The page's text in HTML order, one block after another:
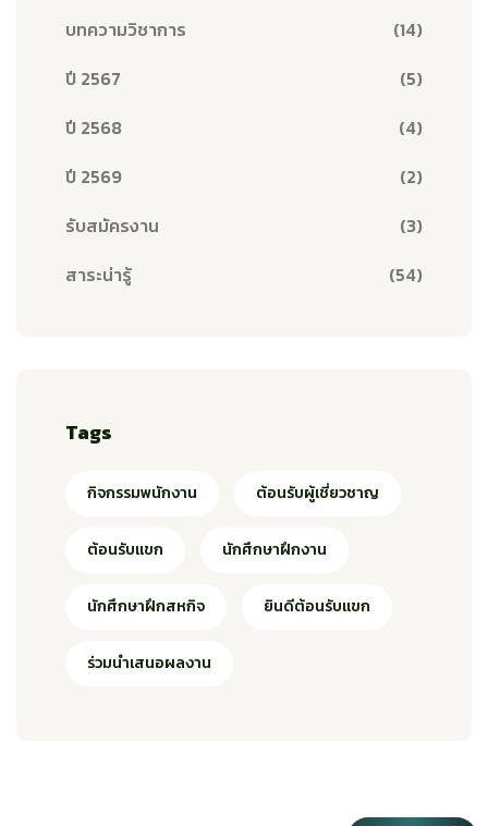
บทความวิชาการ
(14)
ปี 2567
(5)
ปี 2568
(4)
ปี 2569
(2)
รับสมัครงาน
(3)
สาระน่ารู้
(54)
Tags
กิจกรรมพนักงาน ต้อนรับผู้เชี่ยวชาญ
ต้อนรับแขก นักศึกษาฝึกงาน
นักศึกษาฝึกสหกิจ ยินดีต้อนรับแขก
ร่วมนำเสนอผลงาน